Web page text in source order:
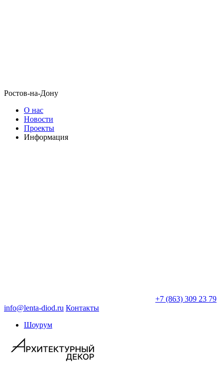
Ростов-на-Дону
О нас
Новости
Проекты
Информация
+7 (863) 309 23 79
info@lenta-diod.ru Контакты
Шоурум